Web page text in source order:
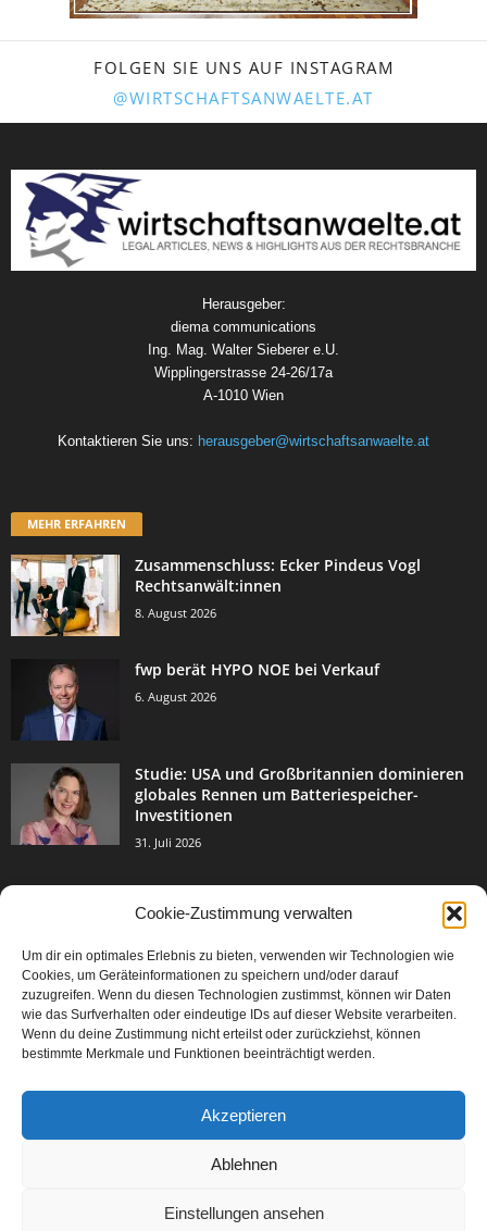
Cookie-Zustimmung verwalten
Um dir ein optimales Erlebnis zu bieten, verwenden wir Technologien wie
Cookies, um Geräteinformationen zu speichern und/oder darauf
zuzugreifen. Wenn du diesen Technologien zustimmst, können wir Daten
wie das Surfverhalten oder eindeutige IDs auf dieser Website verarbeiten.
Wenn du deine Zustimmung nicht erteilst oder zurückziehst, können
bestimmte Merkmale und Funktionen beeinträchtigt werden.
Akzeptieren
Ablehnen
Einstellungen ansehen
FOLGEN SIE UNS AUF INSTAGRAM
@WIRTSCHAFTSANWAELTE.AT
Herausgeber:
diema communications
Ing. Mag. Walter Sieberer e.U.
Wipplingerstrasse 24-26/17a
A-1010 Wien
Kontaktieren Sie uns: herausgeber@wirtschaftsanwaelte.at
MEHR ERFAHREN
Zusammenschluss: Ecker Pindeus Vogl
Rechtsanwält:innen
8. August 2026
fwp berät HYPO NOE bei Verkauf
6. August 2026
Studie: USA und Großbritannien dominieren
globales Rennen um Batteriespeicher-
Investitionen
31. Juli 2026
Events & Success 3004
Breaking News 2067
Aktuelles
Featured Article
Karriere 567